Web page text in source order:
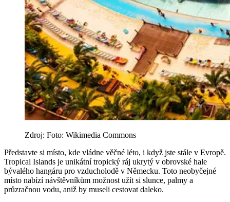
Zdroj: Foto: Wikimedia Commons
Představte si místo, kde vládne věčné léto, i když jste stále v Evropě.
Tropical Islands je unikátní tropický ráj ukrytý v obrovské hale
bývalého hangáru pro vzducholodě v Německu. Toto neobyčejné
místo nabízí návštěvníkům možnost užít si slunce, palmy a
průzračnou vodu, aniž by museli cestovat daleko.